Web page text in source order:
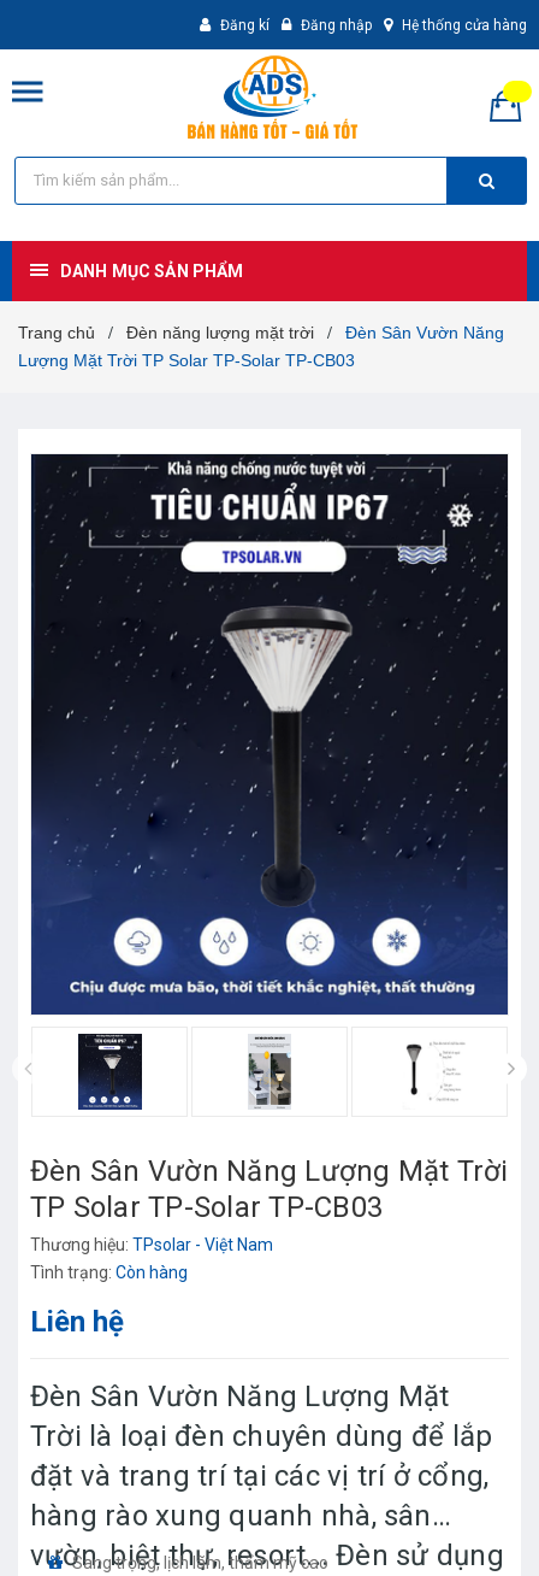
Đăng kí Đăng nhập Hệ thống cửa hàng
DANH MỤC SẢN PHẨM
Trang chủ / Đèn năng lượng mặt trời /
Đèn Sân Vườn Năng
Lượng Mặt Trời TP Solar TP-Solar TP-CB03
Đèn Sân Vườn Năng Lượng Mặt Trời
TP Solar TP-Solar TP-CB03
Thương hiệu: TPsolar - Việt Nam
Tình trạng: Còn hàng
Liên hệ
Đèn Sân Vườn Năng Lượng Mặt
Trời là loại đèn chuyên dùng để lắp
đặt và trang trí tại các vị trí ở cổng,
hàng rào xung quanh nhà, sân
vườn, biệt thự, resort... Đèn sử dụng
Sang trọng, lịch lãm, thẩm mỹ cao